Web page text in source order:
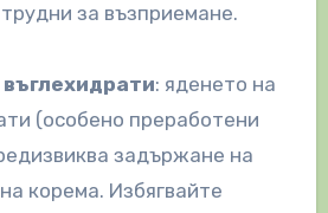
за възприемане.
: яденето на
(особено преработени
задържане на
корема. Избягвайте